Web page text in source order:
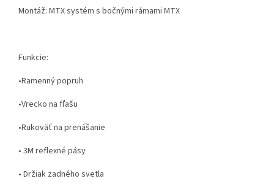
Montáž: MTXsystém s bočnými rámami MTX
Funkcie:
•Ramenný popruh
•Vrecko na fľašu
•Rukoväť na prenášanie
• 3M reflexné pásy
• Držiak zadného svetla